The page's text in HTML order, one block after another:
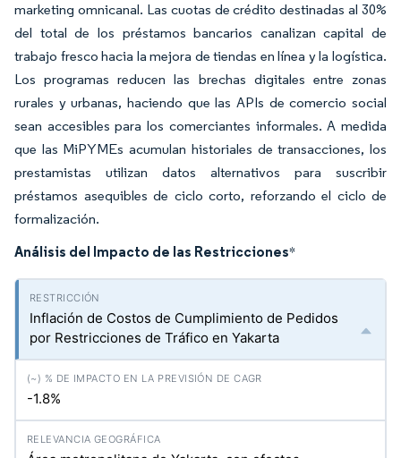
marketing omnicanal. Las cuotas de crédito destinadas al 30%
del total de los préstamos bancarios canalizan capital de
trabajo fresco hacia la mejora de tiendas en línea y la logística.
Los programas reducen las brechas digitales entre zonas
rurales y urbanas, haciendo que las APIs de comercio social
sean accesibles para los comerciantes informales. A medida
que las MiPYMEs acumulan historiales de transacciones, los
prestamistas utilizan datos alternativos para suscribir
préstamos asequibles de ciclo corto, reforzando el ciclo de
formalización.
Análisis del Impacto de las Restricciones*
Inflación de Costos de Cumplimiento de Pedidos
por Restricciones de Tráfico en Yakarta
-1.8%